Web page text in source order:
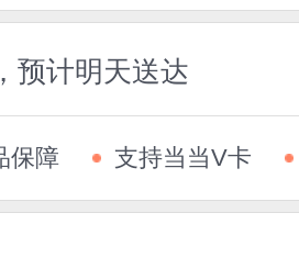
预计明天送达
保障 支持当当V卡